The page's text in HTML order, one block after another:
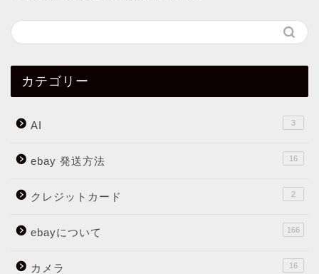
カテゴリー
AI 3
ebay 発送方法 16
クレジットカード 2
ebayについて 166
カメラ 16